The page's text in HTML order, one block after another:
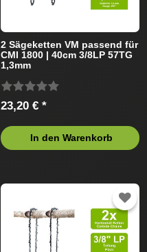
2 Sägeketten VM passend für
CMI 1800 | 40cm 3/8LP 57TG
1,3mm
23,20 € *
In den Warenkorb